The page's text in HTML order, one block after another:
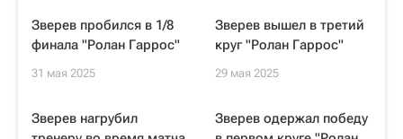
Зверев пробился в 1/8
финала "Ролан Гаррос"
31 мая 2025
Зверев вышел в третий
круг "Ролан Гаррос"
29 мая 2025
Зверев нагрубил
Зверев одержал победу